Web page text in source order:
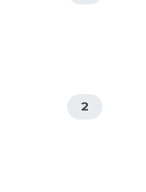
2